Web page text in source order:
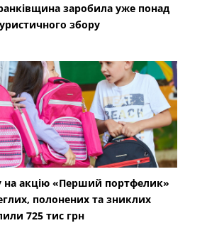
заробила уже понад
збору
на акцію «Перший портфелик»
полонених та зниклих
725 тис грн